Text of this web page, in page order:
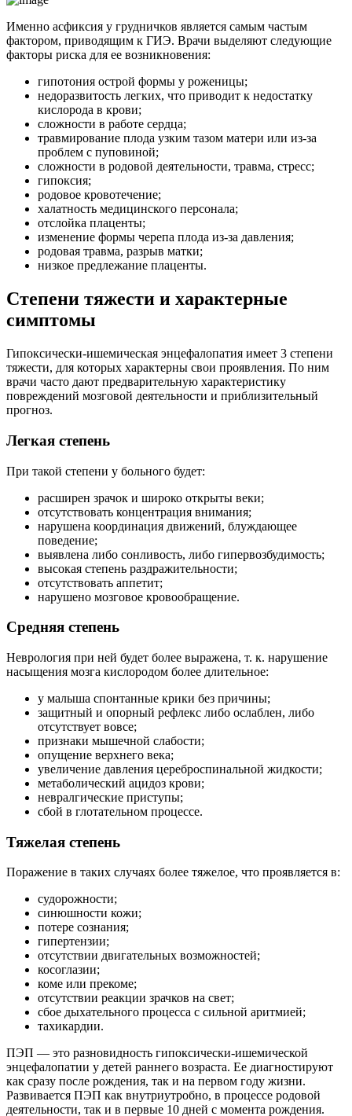
Именно асфиксия у грудничков является самым частым
фактором, приводящим к ГИЭ. Врачи выделяют следующие
факторы риска для ее возникновения:
гипотония острой формы у роженицы;
недоразвитость легких, что приводит к недостатку
кислорода в крови;
сложности в работе сердца;
травмирование плода узким тазом матери или из-за
проблем с пуповиной;
сложности в родовой деятельности, травма, стресс;
гипоксия;
родовое кровотечение;
халатность медицинского персонала;
отслойка плаценты;
изменение формы черепа плода из-за давления;
родовая травма, разрыв матки;
низкое предлежание плаценты.
Степени тяжести и характерные
симптомы
Гипоксически-ишемическая энцефалопатия имеет 3 степени
тяжести, для которых характерны свои проявления. По ним
врачи часто дают предварительную характеристику
повреждений мозговой деятельности и приблизительный
прогноз.
Легкая степень
При такой степени у больного будет:
расширен зрачок и широко открыты веки;
отсутствовать концентрация внимания;
нарушена координация движений, блуждающее
поведение;
выявлена либо сонливость, либо гипервозбудимость;
высокая степень раздражительности;
отсутствовать аппетит;
нарушено мозговое кровообращение.
Средняя степень
Неврология при ней будет более выражена, т. к. нарушение
насыщения мозга кислородом более длительное:
у малыша спонтанные крики без причины;
защитный и опорный рефлекс либо ослаблен, либо
отсутствует вовсе;
признаки мышечной слабости;
опущение верхнего века;
увеличение давления цереброспинальной жидкости;
метаболический ацидоз крови;
невралгические приступы;
сбой в глотательном процессе.
Тяжелая степень
Поражение в таких случаях более тяжелое, что проявляется в:
судорожности;
синюшности кожи;
потере сознания;
гипертензии;
отсутствии двигательных возможностей;
косоглазии;
коме или прекоме;
отсутствии реакции зрачков на свет;
сбое дыхательного процесса с сильной аритмией;
тахикардии.
ПЭП — это разновидность гипоксически-ишемической
энцефалопатии у детей раннего возраста. Ее диагностируют
как сразу после рождения, так и на первом году жизни.
Развивается ПЭП как внутриутробно, в процессе родовой
деятельности, так и в первые 10 дней с момента рождения.